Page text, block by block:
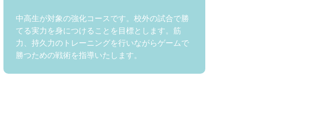
中高生が対象の強化コースです。校外の試合で勝
てる実力を身につけることを目標とします。筋
力、持久力のトレーニングを行いながらゲームで
勝つための戦術を指導いたします。